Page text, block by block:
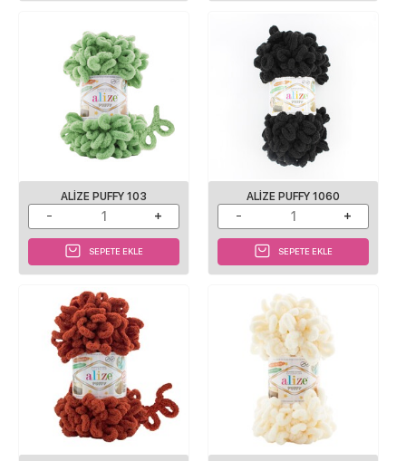
ALIZE PUFFY 103
SEPETE EKLE
ALIZE PUFFY 1060
SEPETE EKLE